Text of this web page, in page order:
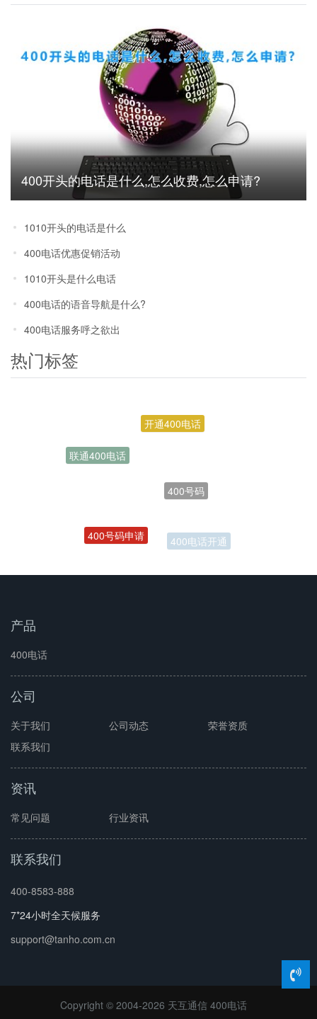
400开头的电话是什么,怎么收费,怎么申请?
1010开头的电话是什么
400电话优惠促销活动
1010开头是什么电话
400电话的语音导航是什么?
400电话服务呼之欲出
热门标签
开通400电话
联通400电话
400号码申请
400电话开通
产品
400电话
公司
关于我们 公司动态
荣誉资质
联系我们
资讯
常见问题 行业资讯
联系我们
400-8583-888
7*24小时全天候服务
support@tanho.com.cn
Copyright © 2004-2026 天互通信 400电话